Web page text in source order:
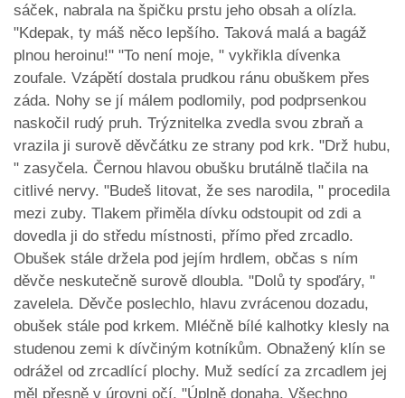
sáček, nabrala na špičku prstu jeho obsah a olízla.
"Kdepak, ty máš něco lepšího. Taková malá a bagáž
plnou heroinu!" "To není moje, " vykřikla dívenka
zoufale. Vzápětí dostala prudkou ránu obuškem přes
záda. Nohy se jí málem podlomily, pod podprsenkou
naskočil rudý pruh. Trýznitelka zvedla svou zbraň a
vrazila ji surově děvčátku ze strany pod krk. "Drž hubu,
" zasyčela. Černou hlavou obušku brutálně tlačila na
citlivé nervy. "Budeš litovat, že ses narodila, " procedila
mezi zuby. Tlakem přiměla dívku odstoupit od zdi a
dovedla ji do středu místnosti, přímo před zrcadlo.
Obušek stále držela pod jejím hrdlem, občas s ním
děvče neskutečně surově dloubla. "Dolů ty spoďáry, "
zavelela. Děvče poslechlo, hlavu zvrácenou dozadu,
obušek stále pod krkem. Mléčně bílé kalhotky klesly na
studenou zemi k dívčiným kotníkům. Obnažený klín se
odrážel od zrcadlící plochy. Muž sedící za zrcadlem jej
měl přesně v úrovni očí. "Úplně donaha. Všechno